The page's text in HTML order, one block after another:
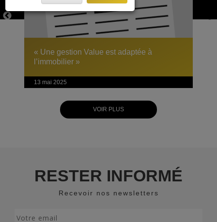
« Une gestion Value est adaptée à
l’immobilier »
13 mai 2025
VOIR PLUS
RESTER INFORMÉ
Recevoir nos newsletters